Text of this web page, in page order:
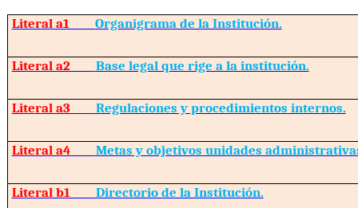
Literal a1 Organigrama de la Institución.
Literal a2 Base legal que rige a la institución.
Literal a3 Regulaciones y procedimientos internos.
Literal a4 Metas y objetivos unidades
Literal b1 Directorio de la Institución.